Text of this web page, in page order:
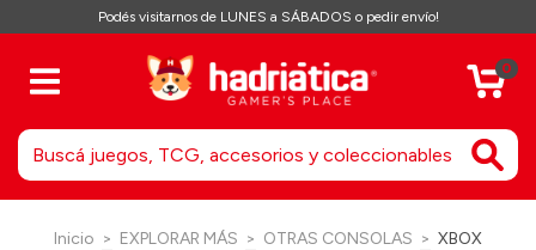
Podés visitarnos de LUNES a SÁBADOS o pedir envío!
0
Inicio > EXPLORAR MÁS > OTRAS CONSOLAS > XBOX